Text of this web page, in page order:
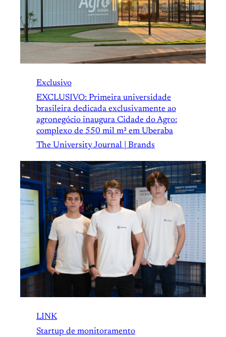
Exclusivo
EXCLUSIVO: Primeira universidade
brasileira dedicada exclusivamente ao
agronegócio inaugura Cidade do Agro:
complexo de 550 mil m² em Uberaba
The University Journal | Brands
LINK
Startup de monitoramento